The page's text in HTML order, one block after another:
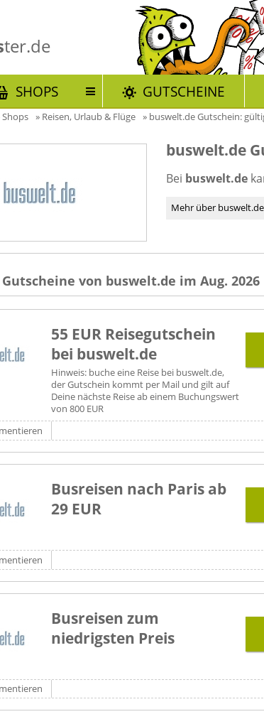
ter.de
SHOPS GUTSCHEINE
Shops » Reisen, Urlaub & Flüge » buswelt.de Gutschein:
buswelt.de
Bei buswelt.de
Mehr über
von buswelt.de im Aug. 2026
55 EUR Reisegutschein
bei buswelt.de
Hinweis: buche eine Reise bei buswelt.de,
der Gutschein kommt per Mail und gilt auf
Deine nächste Reise ab einem Buchungswert
von 800 EUR
Busreisen nach Paris ab
29 EUR
Busreisen zum
niedrigsten Preis